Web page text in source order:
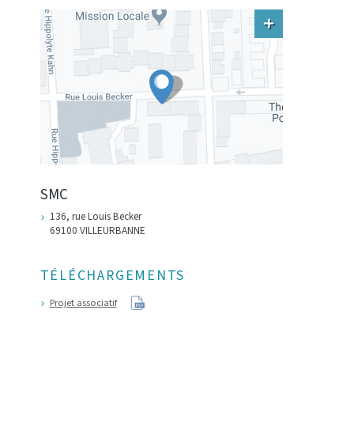
SMC
136, rue Louis Becker
69100 VILLEURBANNE
TÉLÉCHARGEMENTS
Projet associatif